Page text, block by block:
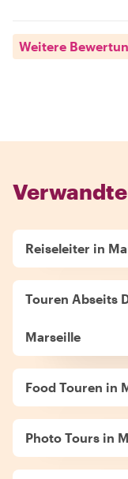
Weitere
Reiseleiter in
Touren Abseits
Marseille
Food Touren in
Photo Tours in